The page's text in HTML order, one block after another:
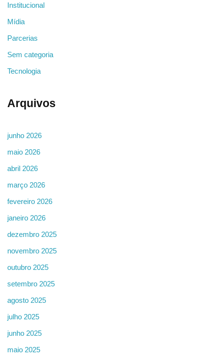
Institucional
Mídia
Parcerias
Sem categoria
Tecnologia
Arquivos
junho 2026
maio 2026
abril 2026
março 2026
fevereiro 2026
janeiro 2026
dezembro 2025
novembro 2025
outubro 2025
setembro 2025
agosto 2025
julho 2025
junho 2025
maio 2025